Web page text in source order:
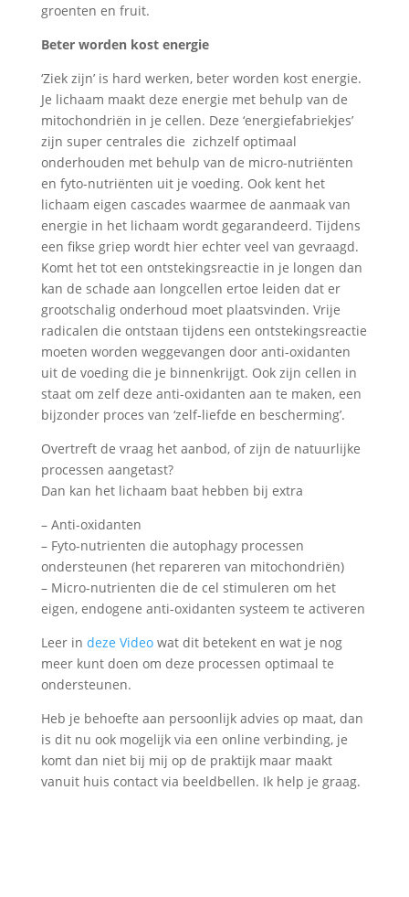
groenten en fruit.
Beter worden kost energie
‘Ziek zijn’ is hard werken, beter worden kost energie.
Je lichaam maakt deze energie met behulp van de
mitochondriën in je cellen. Deze ‘energiefabriekjes’
zijn super centrales die zichzelf optimaal
onderhouden met behulp van de micro-nutriënten
en fyto-nutriënten uit je voeding. Ook kent het
lichaam eigen cascades waarmee de aanmaak van
energie in het lichaam wordt gegarandeerd. Tijdens
een fikse griep wordt hier echter veel van gevraagd.
Komt het tot een ontstekingsreactie in je longen dan
kan de schade aan longcellen ertoe leiden dat er
grootschalig onderhoud moet plaatsvinden. Vrije
radicalen die ontstaan tijdens een ontstekingsreactie
moeten worden weggevangen door anti-oxidanten
uit de voeding die je binnenkrijgt. Ook zijn cellen in
staat om zelf deze anti-oxidanten aan te maken, een
bijzonder proces van ‘zelf-liefde en bescherming’.
Overtreft de vraag het aanbod, of zijn de natuurlijke
processen aangetast?
Dan kan het lichaam baat hebben bij extra
– Anti-oxidanten
– Fyto-nutrienten die autophagy processen
ondersteunen (het repareren van mitochondriën)
– Micro-nutrienten die de cel stimuleren om het
eigen, endogene anti-oxidanten systeem te activeren
Leer in deze Videowat dit betekent en wat je nog
meer kunt doen om deze processen optimaal te
ondersteunen.
Heb je behoefte aan persoonlijk advies op maat, dan
is dit nu ook mogelijk via een online verbinding, je
komt dan niet bij mij op de praktijk maar maakt
vanuit huis contact via beeldbellen. Ik help je graag.